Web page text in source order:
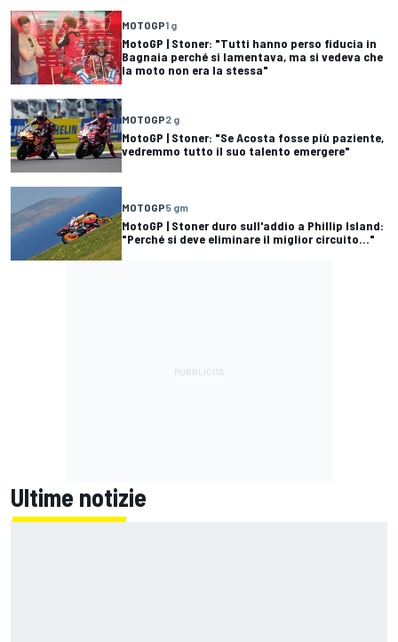
MOTOGP1 g
MotoGP | Stoner: "Tutti hanno perso fiducia in
Bagnaia perché si lamentava, ma si vedeva che
la moto non era la stessa"
MOTOGP2 g
MotoGP | Stoner: "Se Acosta fosse più paziente,
vedremmo tutto il suo talento emergere"
MOTOGP5 gm
MotoGP | Stoner duro sull'addio a Phillip Island:
"Perché si deve eliminare il miglior circuito..."
Ultime notizie